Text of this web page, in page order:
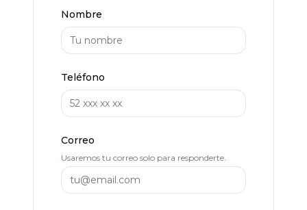
Nombre
Teléfono
Correo
Usaremos tu correo solo para responderte.